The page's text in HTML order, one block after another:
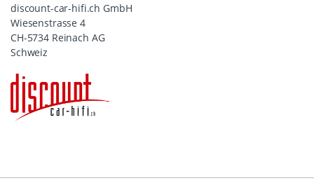
discount-car-hifi.ch GmbH
Wiesenstrasse 4
CH-5734 Reinach AG
Schweiz